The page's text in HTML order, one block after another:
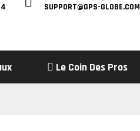
SUPPORT@GPS-GLOBE.COM
Le Coin Des Pros